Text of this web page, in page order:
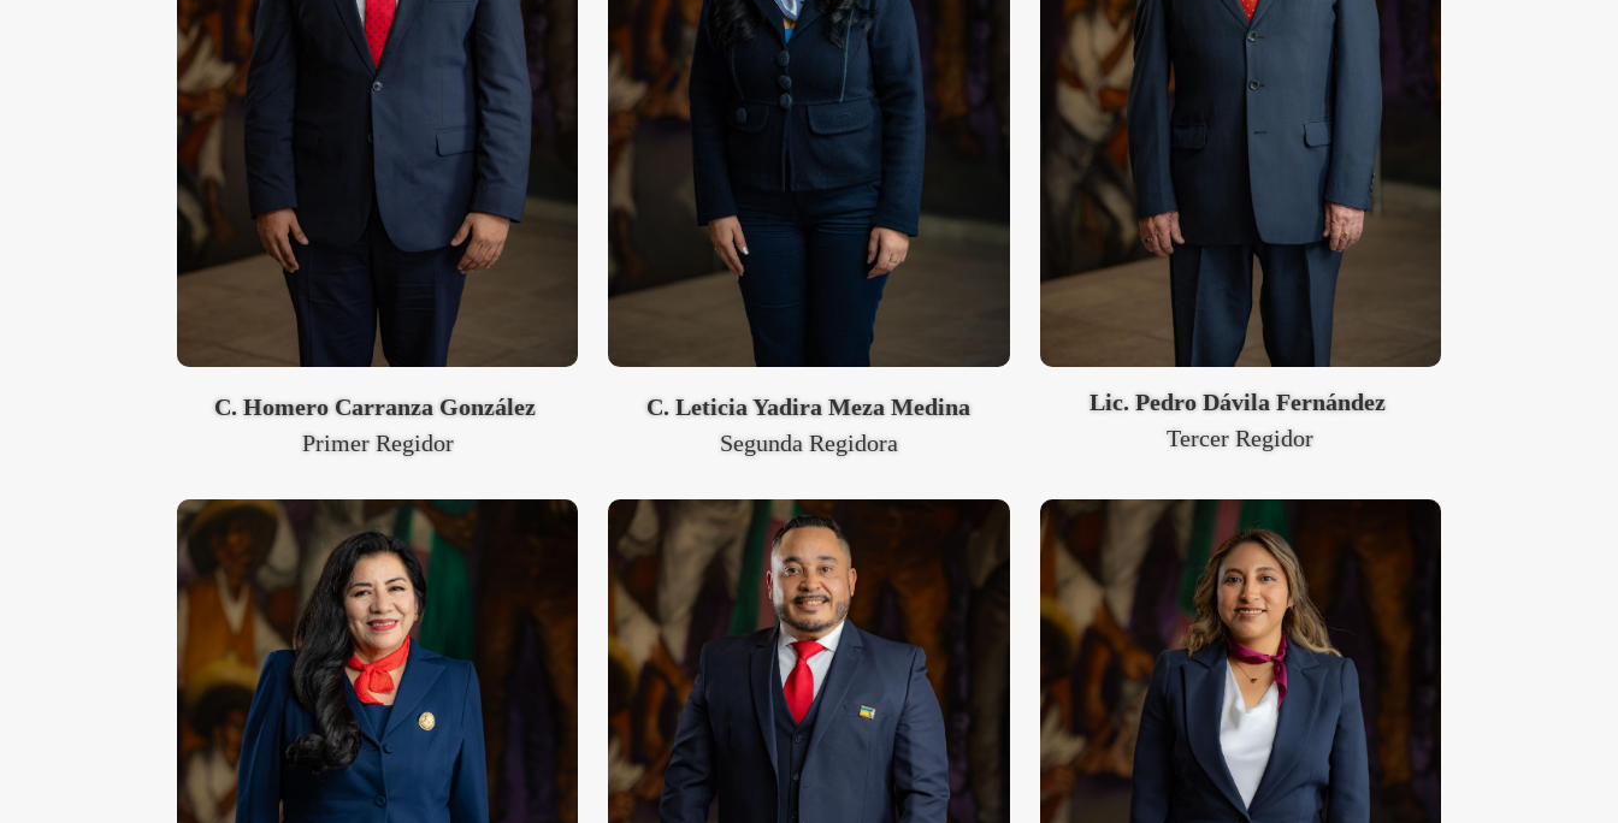
C. Homero Carranza González
Primer Regidor
C. Leticia Yadira Meza Medina
Segunda Regidora
Lic. Pedro Dávila Fernández
Tercer Regidor